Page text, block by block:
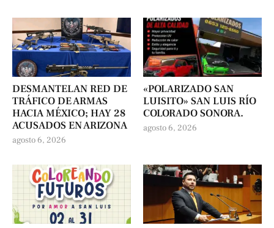
DESMANTELAN RED DE
TRÁFICO DE ARMAS
HACIA MÉXICO; HAY 28
ACUSADOS EN ARIZONA
agosto 6, 2026
«POLARIZADO SAN
LUISITO» SAN LUIS RÍO
COLORADO SONORA.
agosto 6, 2026